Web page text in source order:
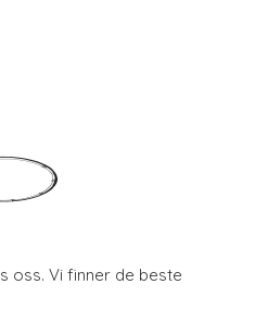
oss. Vi finner de beste